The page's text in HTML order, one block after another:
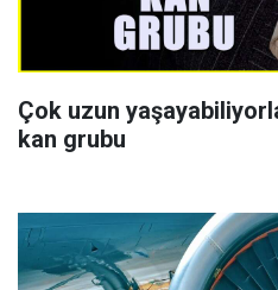
Çok uzun
kan grubu